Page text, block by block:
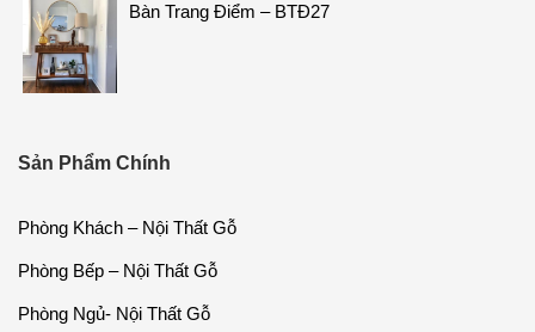
Bàn Trang Điểm – BTĐ27
Sản Phẩm Chính
Phòng Khách – Nội Thất Gỗ
Phòng Bếp – Nội Thất Gỗ
Phòng Ngủ- Nội Thất Gỗ